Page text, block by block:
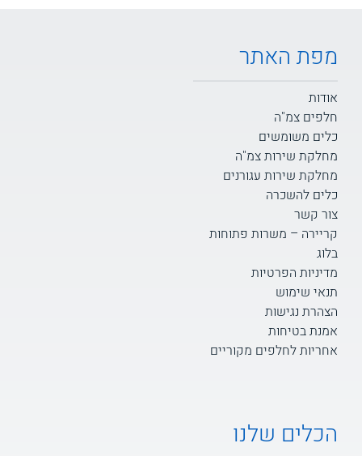
מפת האתר
אודות
חלפים צמ"ה
כלים משומשים
מחלקת שירות צמ"ה
מחלקת שירות עגורנים
כלים להשכרה
צור קשר
קריירה – משרות פתוחות
בלוג
מדיניות הפרטיות
תנאי שימוש
הצהרת נגישות
אמנת בטיחות
אחריות לחלפים מקוריים
הכלים שלנו